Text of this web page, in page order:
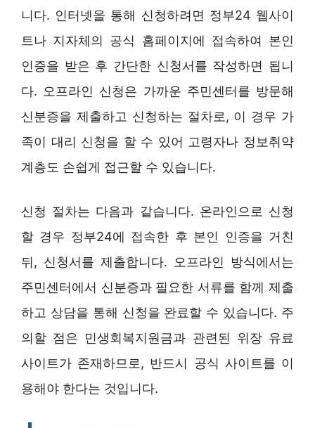
니다. 인터넷을 통해 신청하려면 정부24 웹사이
트나 지자체의 공식 홈페이지에 접속하여 본인
인증을 받은 후 간단한 신청서를 작성하면 됩니
다. 오프라인 신청은 가까운 주민센터를 방문해
신분증을 제출하고 신청하는 절차로, 이 경우 가
족이 대리 신청을 할 수 있어 고령자나 정보취약
계층도 손쉽게 접근할 수 있습니다.
신청 절차는 다음과 같습니다. 온라인으로 신청
할 경우 정부24에 접속한 후 본인 인증을 거친
뒤, 신청서를 제출합니다. 오프라인 방식에서는
주민센터에서 신분증과 필요한 서류를 함께 제출
하고 상담을 통해 신청을 완료할 수 있습니다. 주
의할 점은 민생회복지원금과 관련된 위장 유료
사이트가 존재하므로, 반드시 공식 사이트를 이
용해야 한다는 것입니다.